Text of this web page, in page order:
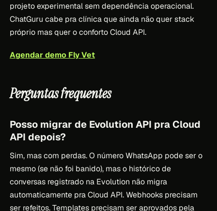
projeto experimental sem dependência operacional.
ChatGuru cabe pra clínica que ainda não quer stack
próprio mas quer o conforto Cloud API.
Agendar demo Fly Vet
Perguntas frequentes
Posso migrar de Evolution API pra Cloud
API depois?
Sim, mas com perdas. O número WhatsApp pode ser o
mesmo (se não foi banido), mas o histórico de
conversas registrado na Evolution não migra
automaticamente pra Cloud API. Webhooks precisam
ser refeitos. Templates precisam ser aprovados pela